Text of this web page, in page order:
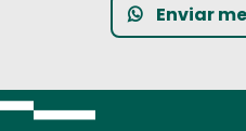
Enviar